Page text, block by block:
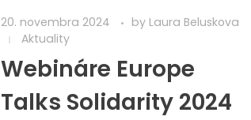
20. novembra 2024 by Laura Beluskova
Aktuality
Webináre Europe
Talks Solidarity 2024